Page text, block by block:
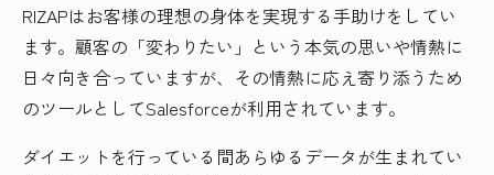
RIZAPはお客様の理想の身体を実現する手助けをしてい
ます。顧客の「変わりたい」という本気の思いや情熱に
日々向き合っていますが、その情熱に応え寄り添うため
のツールとしてSalesforceが利用されています。
ダイエットを行っている間あらゆるデータが生まれてい